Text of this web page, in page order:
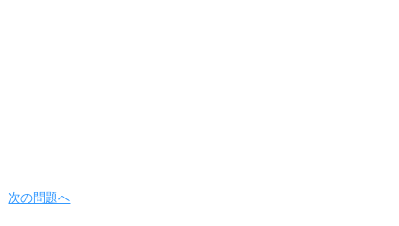
次の問題へ